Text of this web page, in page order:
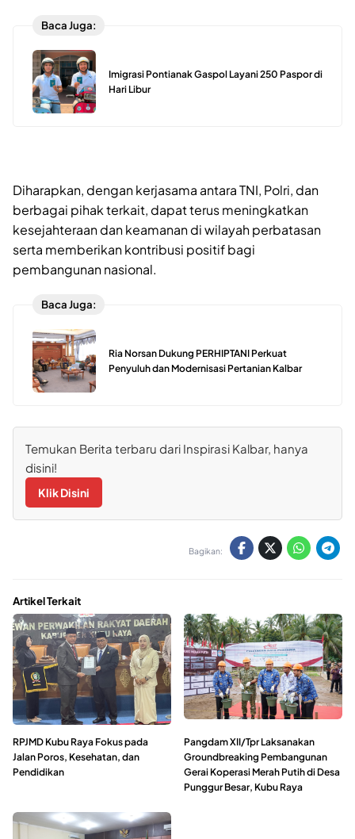
Baca Juga:
Imigrasi Pontianak Gaspol Layani 250 Paspor di
Hari Libur
Diharapkan, dengan kerjasama antara TNI, Polri, dan
berbagai pihak terkait, dapat terus meningkatkan
kesejahteraan dan keamanan di wilayah perbatasan
serta memberikan kontribusi positif bagi
pembangunan nasional.
Baca Juga:
Ria Norsan Dukung PERHIPTANI Perkuat
Penyuluh dan Modernisasi Pertanian Kalbar
Temukan Berita terbaru dari Inspirasi Kalbar, hanya
disini!
Klik Disini
Bagikan:
Artikel Terkait
RPJMD Kubu Raya Fokus pada
Jalan Poros, Kesehatan, dan
Pendidikan
Pangdam XII/Tpr Laksanakan
Groundbreaking Pembangunan
Gerai Koperasi Merah Putih di Desa
Punggur Besar, Kubu Raya